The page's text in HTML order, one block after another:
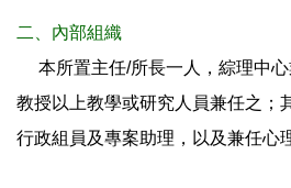
二、內部組織
本所置主任/所長一人，綜理中心
教授以上教學或研究人員兼任之；
行政組員及專案助理，以及兼任心